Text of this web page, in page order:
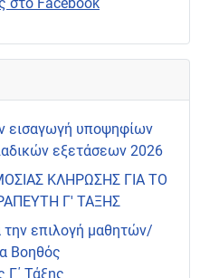
εισαγωγή υποψηφίων
εξετάσεων 2026
ΚΛΗΡΩΣΗΣ ΓΙΑ ΤΟ
Γ' ΤΑΞΗΣ
επιλογή μαθητών/
Βοηθός
Γ΄ Τάξης